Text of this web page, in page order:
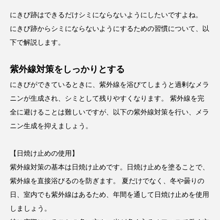
にきび跡はできるだけシミにならないようにしたいですよね。
にきび跡からシミにならないようにするための習慣について、以
下で解説します。
紫外線対策をしっかりとする
にきびができているときに、紫外線を浴びてしまうと過剰なメラ
ニンが生成され、シミとして残りやすくなります。 紫外線を完
全に避けることは難しいですが、以下の紫外線対策を行い、メラ
ニン生成を抑えましょう。
【日焼け止めの使用】
紫外線対策の基本は日焼け止めです。日焼け止めを塗ることで、
紫外線を直接浴びるのを防ぎます。 夏だけでなく、冬や曇りの
日、室内でも紫外線はあるため、年間を通して日焼け止めを使用
しましょう。